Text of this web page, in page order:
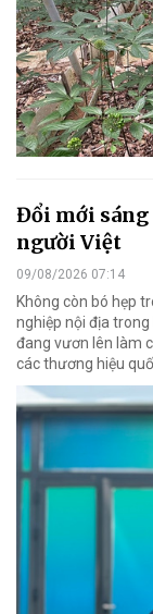
Đổi mới
người Việt
09/08/2026 07:14
Không còn bó hẹp
nghiệp nội địa
đang vươn lên làm
các thương hiệu